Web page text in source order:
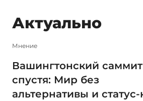
Актуально
Мнение
Вашингтонский
спустя: Мир без
альтернативы и статус-